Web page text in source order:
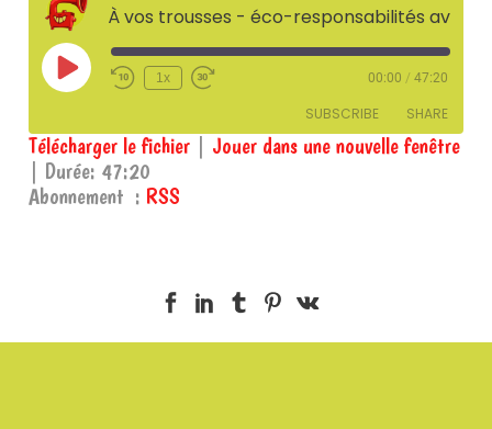
Play
Episode
1x 00:00 / 47:20
SUBSCRIBE SHARE
RSS
SHARE
Télécharger le fichier
Jouer dans une nouvelle fenêtre
Durée: 47:20
Abonnement : RSS